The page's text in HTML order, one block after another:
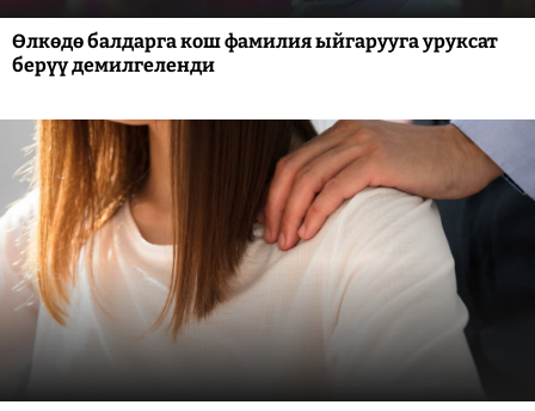
Өлкөдө балдарга кош фамилия ыйгарууга уруксат
берүү демилгеленди